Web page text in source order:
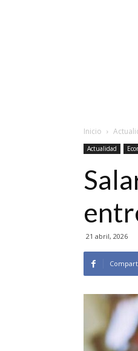
Inicio
Actualidad
21 abril, 2026